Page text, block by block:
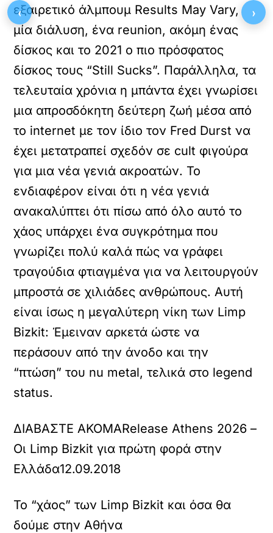
εξαιρετικό άλμπουμ Results May Vary,
μία διάλυση, ένα reunion, ακόμη ένας
δίσκος και το 2021 ο πιο πρόσφατος
δίσκος τους “Still Sucks”. Παράλληλα, τα
τελευταία χρόνια η μπάντα έχει γνωρίσει
μια απροσδόκητη δεύτερη ζωή μέσα από
το internet με τον ίδιο τον Fred Durst να
έχει μετατραπεί σχεδόν σε cult φιγούρα
για μια νέα γενιά ακροατών. Το
ενδιαφέρον είναι ότι η νέα γενιά
ανακαλύπτει ότι πίσω από όλο αυτό το
χάος υπάρχει ένα συγκρότημα που
γνωρίζει πολύ καλά πώς να γράφει
τραγούδια φτιαγμένα για να λειτουργούν
μπροστά σε χιλιάδες ανθρώπους. Αυτή
είναι ίσως η μεγαλύτερη νίκη των Limp
Bizkit: Έμειναν αρκετά ώστε να
περάσουν από την άνοδο και την
“πτώση” του nu metal, τελικά στο legend
status.
ΔΙΑΒΑΣΤΕ ΑΚΟΜΑRelease Athens 2026 –
Οι Limp Bizkit για πρώτη φορά στην
Ελλάδα12.09.2018
Το “χάος” των Limp Bizkit και όσα θα
δούμε στην Αθήνα
‹ ›